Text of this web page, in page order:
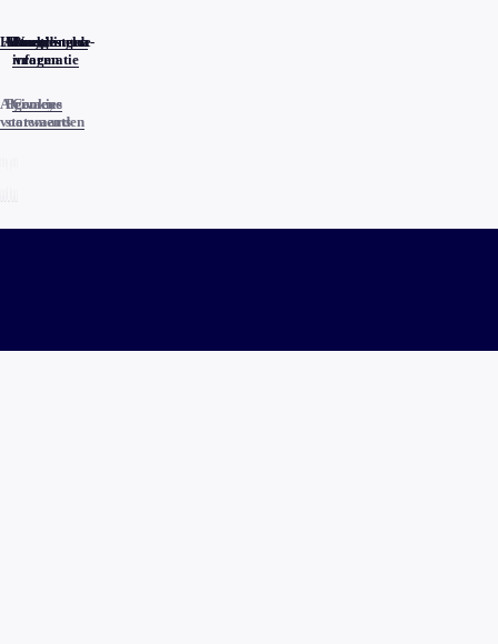
Home
Actueel
Uitzendingen
Reacties
Programma-
informatie
Veelgestelde
vragen
Algemene
voorwaarden
Privacy
statements
Cookies